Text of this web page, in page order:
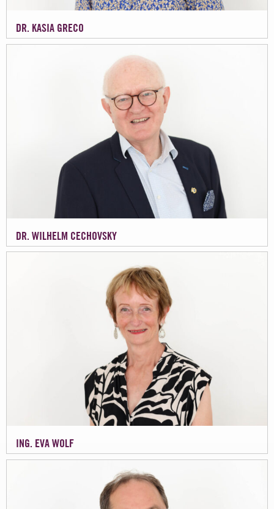
DR. KASIA GRECO
DR. WILHELM CECHOVSKY
ING. EVA WOLF